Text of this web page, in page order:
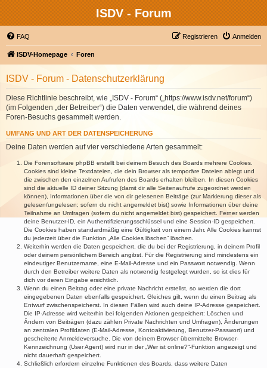
ISDV - Forum
FAQ Anmelden
Registrieren
ISDV-Homepage Foren
ISDV - Forum - Datenschutzerklärung
Diese Richtlinie beschreibt, wie „ISDV - Forum“ („https://www.isdv.net/forum“)
(im Folgenden „der Betreiber“) die Daten verwendet, die während deines
Foren-Besuchs gesammelt werden.
UMFANG UND ART DER DATENSPEICHERUNG
Deine Daten werden auf vier verschiedene Arten gesammelt:
Die Forensoftware phpBB erstellt bei deinem Besuch des Boards mehrere Cookies.
Cookies sind kleine Textdateien, die dein Browser als temporäre Dateien ablegt und
die zwischen den einzelnen Aufrufen des Boards erhalten bleiben. In diesen Cookies
sind die aktuelle ID deiner Sitzung (damit dir alle Seitenaufrufe zugeordnet werden
können), Informationen über die von dir gelesenen Beiträge (zur Markierung dieser als
gelesen/ungelesen; sofern du nicht angemeldet bist) sowie Informationen über deine
Teilnahme an Umfragen (sofern du nicht angemeldet bist) gespeichert. Ferner werden
deine Benutzer-ID, ein Authentifizierungsschlüssel und eine Session-ID gespeichert.
Die Cookies haben standardmäßig eine Gültigkeit von einem Jahr. Alle Cookies kannst
du jederzeit über die Funktion „Alle Cookies löschen“ löschen.
Weiterhin werden die Daten gespeichert, die du bei der Registrierung, in deinem Profil
oder deinem persönlichem Bereich angibst. Für die Registrierung sind mindestens ein
eindeutiger Benutzername, eine E-Mail-Adresse und ein Passwort notwendig. Wenn
durch den Betreiber weitere Daten als notwendig festgelegt wurden, so ist dies für
dich vor deren Eingabe ersichtlich.
Wenn du einen Beitrag oder eine private Nachricht erstellst, so werden die dort
eingegebenen Daten ebenfalls gespeichert. Gleiches gilt, wenn du einen Beitrag als
Entwurf zwischenspeicherst. In diesen Fällen wird auch deine IP-Adresse gespeichert.
Die IP-Adresse wird weiterhin bei folgenden Aktionen gespeichert: Löschen und
Ändern von Beiträgen (dazu zählen Private Nachrichten und Umfragen), Änderungen
an zentralen Profildaten (E-Mail-Adresse, Kontoaktivierung, Benutzer-Passwort) und
gescheiterte Anmeldeversuche. Die von deinem Browser übermittelte Browser-
Kennzeichnung (User Agent) wird nur in der „Wer ist online?“-Funktion angezeigt und
nicht dauerhaft gespeichert.
Schließlich erfordern einzelne Funktionen des Boards, dass weitere Daten